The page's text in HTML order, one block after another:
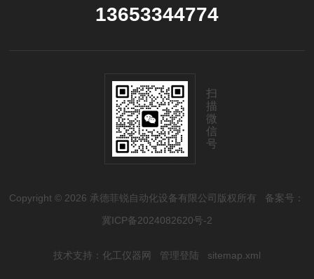
13653344774
扫
描
微
信
号
Copyright © 2026 承德菲锐自动化设备有限公司版权所有 备案号：
冀ICP备2024082620号-2
技术支持： 化工仪器网 管理登陆 sitemap.xml